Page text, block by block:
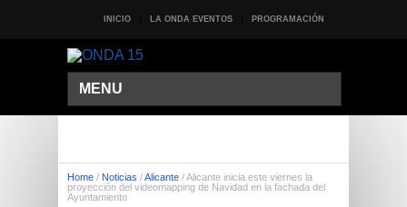
INICIO LA ONDA EVENTOS PROGRAMACIÓN
MENU
Home / Noticias /Alicante /Alicante inicia este viernes la
proyección del videomapping de Navidad en la fachada del
Ayuntamiento